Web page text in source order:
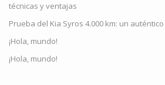
técnicas y ventajas
Prueba del Kia Syros 4.000 km: un
¡Hola, mundo!
¡Hola, mundo!